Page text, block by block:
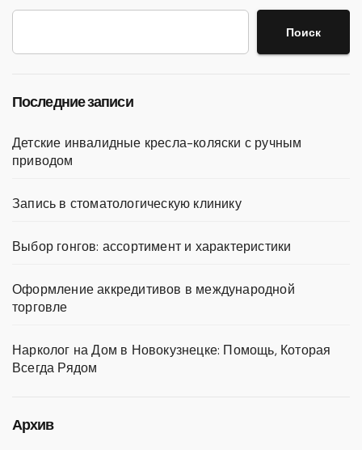
A
p
a
m
kl
a
в
и Поиск
Последние записи
Детские инвалидные кресла-коляски с ручным
приводом
Запись в стоматологическую клинику
Выбор гонгов: ассортимент и характеристики
Оформление аккредитивов в международной
торговле
Нарколог на Дом в Новокузнецке: Помощь, Которая
Всегда Рядом
Архив